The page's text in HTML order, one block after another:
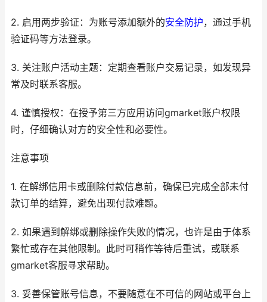
2. 启用两步验证：为账号添加额外的安全防护，通过手机
验证码等方法登录。
3. 关注账户活动主题：定期查看账户交易记录，如发现异
常及时联系客服。
4. 谨慎授权：在授予第三方应用访问gmarket账户权限
时，仔细确认对方的安全性和必要性。
注意事项
1. 在解绑信用卡或删除付款信息前，确保已完成全部未付
款订单的结算，避免出现付款难题。
2. 如果遇到解绑或删除操作失败的情况，也许是由于体系
繁忙或存在其他限制。此时可稍作等待后重试，或联系
gmarket客服寻求帮助。
3. 妥善保管账号信息，不要随意在不可信的网站或平台上